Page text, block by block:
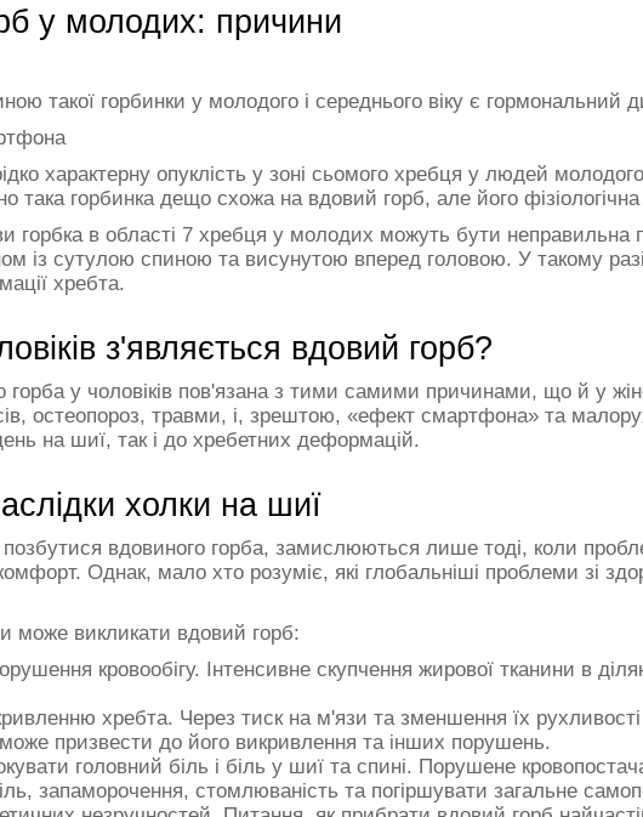
у молодих: причини
такої горбинки у молодого і середнього віку є гормональний
характерну опуклість у зоні сьомого хребця у людей
така горбинка дещо схожа на вдовий горб, але його
горбка в області 7 хребця у молодих можуть бути неправильна
із сутулою спиною та висунутою вперед головою. У такому
хребта.
з'являється вдовий горб?
горба у чоловіків пов'язана з тими самими причинами, що й у
остеопороз, травми, і, зрештою, «ефект смартфона» та
на шиї, так і до хребетних деформацій.
холки на шиї
позбутися вдовиного горба, замислюються лише тоді, коли
Однак, мало хто розуміє, які глобальніші проблеми зі
може викликати вдовий горб:
кровообігу. Інтенсивне скупчення жирової тканини в
хребта. Через тиск на м'язи та зменшення їх
може призвести до його викривлення та інших порушень.
головний біль і біль у шиї та спині. Порушене
запаморочення, стомлюваність та погіршувати загальне